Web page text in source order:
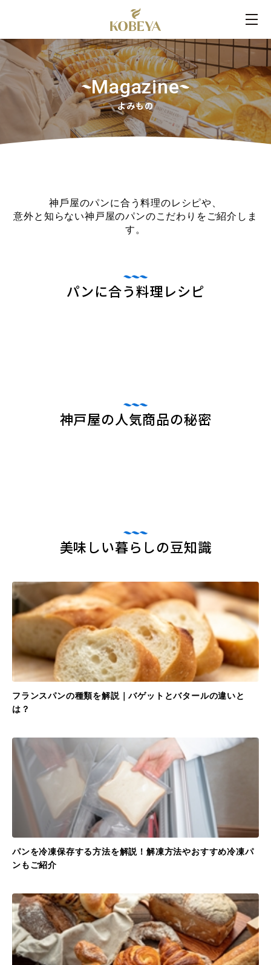
Magazine
よみもの
神⼾屋のパンに合う料理のレシピや、
意外と知らない神戸屋のパンのこだわりをご紹介しま
す。
パンに合う料理レシピ
神戸屋の人気商品の秘密
美味しい暮らしの豆知識
フランスパンの種類を解説｜バゲットとバタールの違いと
は？
パンを冷凍保存する方法を解説！解凍方法やおすすめ冷凍パ
ンもご紹介